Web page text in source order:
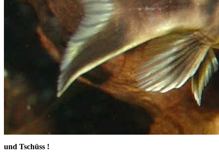
und Tschüss !